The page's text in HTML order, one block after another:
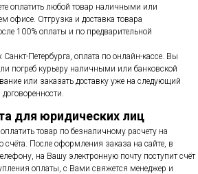
оплатить любой товар наличными или
офисе. Отгрузка и доставка товара
100% оплаты и по предварительной
Санкт-Петербурга, оплата по онлайн-кассе. Вы
погреб курьеру наличными или банковской
или заказать доставку уже на следующий
для юридических лиц
товар по безналичному расчету на
счёта. После оформления заказа на сайте, в
на Вашу электронную почту поступит счёт
оплаты, с Вами свяжется менеджер и